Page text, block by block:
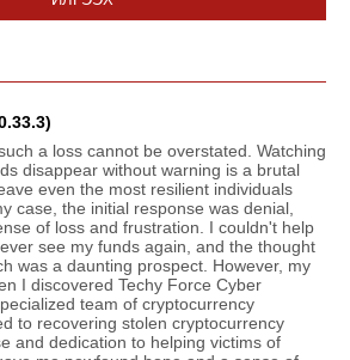
a loss cannot be overstated. Watching
disappear without warning is a brutal
even the most resilient individuals
case, the initial response was denial,
of loss and frustration. I couldn't help
see my funds again, and the thought
was a daunting prospect. However, my
I discovered Techy Force Cyber
team of cryptocurrency
to recovering stolen cryptocurrency
and dedication to helping victims of